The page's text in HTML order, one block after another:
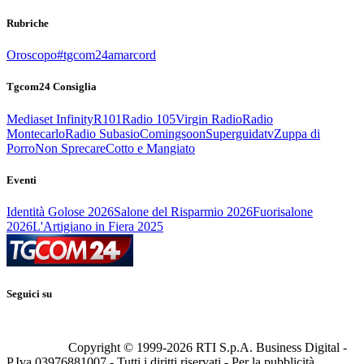
Rubriche
Oroscopo#tgcom24amarcord
Tgcom24 Consiglia
Mediaset InfinityR101Radio 105Virgin RadioRadio
MontecarloRadio SubasioComingsoonSuperguidatvZuppa di
PorroNon SprecareCotto e Mangiato
Eventi
Identità Golose 2026Salone del Risparmio 2026Fuorisalone
2026L'Artigiano in Fiera 2025
Seguici su
Copyright © 1999-2026 RTI S.p.A. Business Digital -